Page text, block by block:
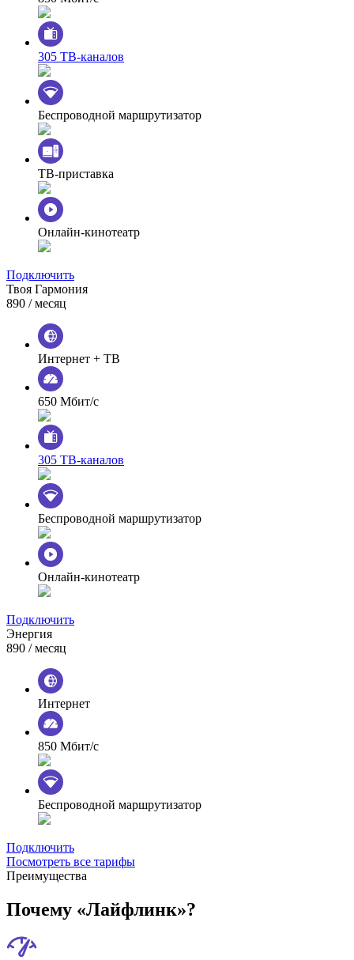
305 ТВ-каналов
Беспроводной маршрутизатор
ТВ-приставка
Онлайн-кинотеатр
Подключить
Твоя Гармония
890 / месяц
Интернет + ТВ
650 Мбит/с
305 ТВ-каналов
Беспроводной маршрутизатор
Онлайн-кинотеатр
Подключить
Энергия
890 / месяц
Интернет
850 Мбит/с
Беспроводной маршрутизатор
Подключить
Посмотреть все тарифы
Преимущества
Почему «Лайфлинк»?